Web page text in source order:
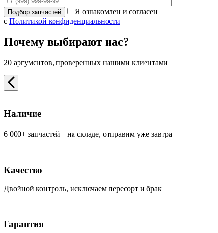
Я ознакомлен и согласен
с Политикой конфиденциальности
Почему выбирают нас?
20 аргументов, проверенных нашими клиентами
Наличие
6 000+ запчастей на складе, отправим уже завтра
Качество
Двойной контроль, исключаем пересорт и брак
Гарантия